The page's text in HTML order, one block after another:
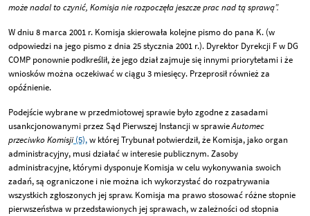
może nadal to czynić, Komisja nie rozpoczęła jeszcze prac nad tą sprawą”.
W dniu 8 marca 2001 r. Komisja skierowała kolejne pismo do pana K. (w
odpowiedzi na jego pismo z dnia 25 stycznia 2001 r.). Dyrektor Dyrekcji F w DG
COMP ponownie podkreślił, że jego dział zajmuje się innymi priorytetami i że
wniosków można oczekiwać w ciągu 3 miesięcy. Przeprosił również za
opóźnienie.
Podejście wybrane w przedmiotowej sprawie było zgodne z zasadami
usankcjonowanymi przez Sąd Pierwszej Instancji w sprawieAutomec
przeciwko Komisji(5),w której Trybunał potwierdził, że Komisja, jako organ
administracyjny, musi działać w interesie publicznym. Zasoby
administracyjne, którymi dysponuje Komisja w celu wykonywania swoich
zadań, są ograniczone i nie można ich wykorzystać do rozpatrywania
wszystkich zgłoszonych jej spraw. Komisja ma prawo stosować różne stopnie
pierwszeństwa w przedstawionych jej sprawach, w zależności od stopnia